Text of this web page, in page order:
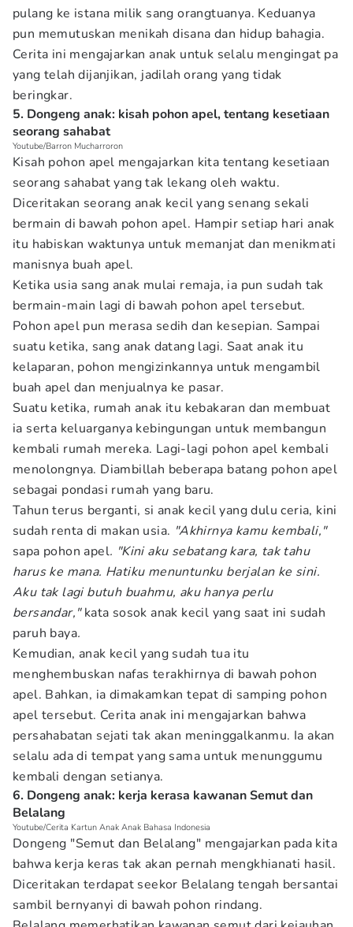
pulang ke istana milik sang orangtuanya. Keduanya
pun memutuskan menikah disana dan hidup bahagia.
Cerita ini mengajarkan anak untuk selalu mengingat pa
yang telah dijanjikan, jadilah orang yang tidak
beringkar.
5. Dongeng anak: kisah pohon apel, tentang kesetiaan
seorang sahabat
Youtube/Barron Mucharroron
Kisah pohon apel mengajarkan kita tentang kesetiaan
seorang sahabat yang tak lekang oleh waktu.
Diceritakan seorang anak kecil yang senang sekali
bermain di bawah pohon apel. Hampir setiap hari anak
itu habiskan waktunya untuk memanjat dan menikmati
manisnya buah apel.
Ketika usia sang anak mulai remaja, ia pun sudah tak
bermain-main lagi di bawah pohon apel tersebut.
Pohon apel pun merasa sedih dan kesepian. Sampai
suatu ketika, sang anak datang lagi. Saat anak itu
kelaparan, pohon mengizinkannya untuk mengambil
buah apel dan menjualnya ke pasar.
Suatu ketika, rumah anak itu kebakaran dan membuat
ia serta keluarganya kebingungan untuk membangun
kembali rumah mereka. Lagi-lagi pohon apel kembali
menolongnya. Diambillah beberapa batang pohon apel
sebagai pondasi rumah yang baru.
Tahun terus berganti, si anak kecil yang dulu ceria, kini
sudah renta di makan usia. "Akhirnya kamu kembali,"
sapa pohon apel. "Kini aku sebatang kara, tak tahu
harus ke mana. Hatiku menuntunku berjalan ke sini.
Aku tak lagi butuh buahmu, aku hanya perlu
bersandar,"kata sosok anak kecil yang saat ini sudah
paruh baya.
Kemudian, anak kecil yang sudah tua itu
menghembuskan nafas terakhirnya di bawah pohon
apel. Bahkan, ia dimakamkan tepat di samping pohon
apel tersebut. Cerita anak ini mengajarkan bahwa
persahabatan sejati tak akan meninggalkanmu. Ia akan
selalu ada di tempat yang sama untuk menunggumu
kembali dengan setianya.
6. Dongeng anak: kerja kerasa kawanan Semut dan
Belalang
Youtube/Cerita Kartun Anak Anak Bahasa Indonesia
Dongeng "Semut dan Belalang" mengajarkan pada kita
bahwa kerja keras tak akan pernah mengkhianati hasil.
Diceritakan terdapat seekor Belalang tengah bersantai
sambil bernyanyi di bawah pohon rindang.